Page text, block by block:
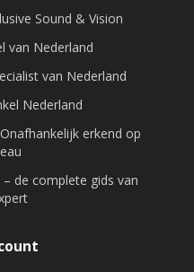
Sound & Vision
van Nederland
van Nederland
Nederland
erkend op
de complete gids van